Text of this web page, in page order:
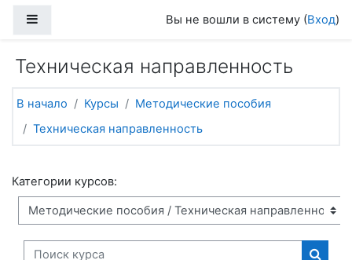
Вы не вошли в систему (Вход)
Техническая направленность
В начало Курсы
Методические пособия
Техническая направленность
Категории курсов:
Поиск курса